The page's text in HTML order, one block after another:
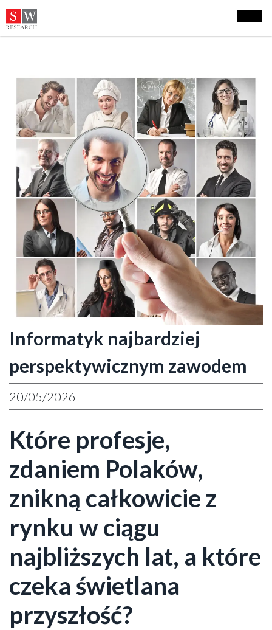
Informatyk najbardziej
perspektywicznym zawodem
20/05/2026
Które profesje,
zdaniem Polaków,
znikną całkowicie z
rynku w ciągu
najbliższych lat, a które
czeka świetlana
przyszłość?